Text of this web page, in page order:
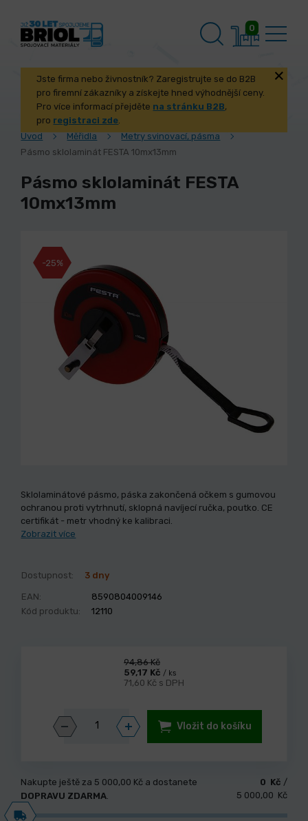
0
Jste firma nebo živnostník? Zaregistrujte se do B2B
pro firemní zákazníky a získejte hned výhodnější ceny.
Pro více informací přejděte na stránku B2B,
pro registraci zde.
Úvod
Měřidla
Metry svinovací, pásma
Pásmo sklolaminát FESTA 10mx13mm
Pásmo sklolaminát FESTA
10mx13mm
-25%
Sklolaminátové pásmo, páska zakončená očkem s gumovou
ochranou proti vytrhnutí, sklopná navíjecí ručka, poutko. CE
certifikát - metr vhodný ke kalibraci.
Zobrazit více
Dostupnost: 3 dny
EAN:
8590804009146
Kód produktu:
12110
94,86 Kč
59,17 Kč / ks
71,60 Kč s DPH
Vložit do košíku
Nakupte ještě za 5 000,00 Kč a dostanete
DOPRAVU ZDARMA.
0 Kč /
5 000,00 Kč